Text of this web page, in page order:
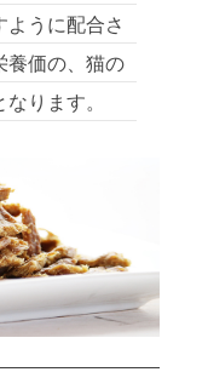
うに配合さ
養価の、猫の
ります。